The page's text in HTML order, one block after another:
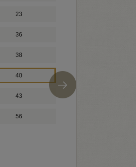
23
36
38
40
43
56